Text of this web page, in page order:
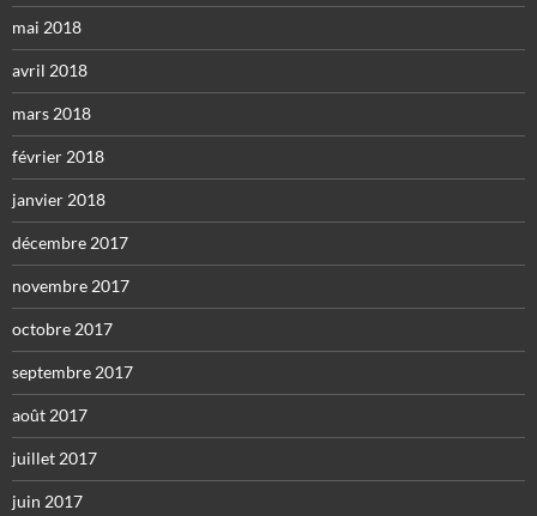
mai 2018
avril 2018
mars 2018
février 2018
janvier 2018
décembre 2017
novembre 2017
octobre 2017
septembre 2017
août 2017
juillet 2017
juin 2017